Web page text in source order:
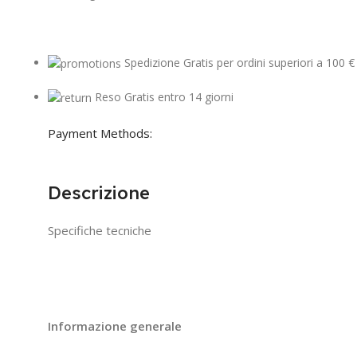
Spedizione Gratis per ordini superiori a 100 €
Reso Gratis entro 14 giorni
Payment Methods:
Descrizione
Specifiche tecniche
Informazione generale